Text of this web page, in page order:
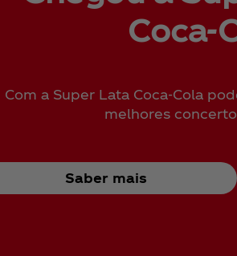
Com a Super Lata Coca‑Cola
melhores
Saber mais